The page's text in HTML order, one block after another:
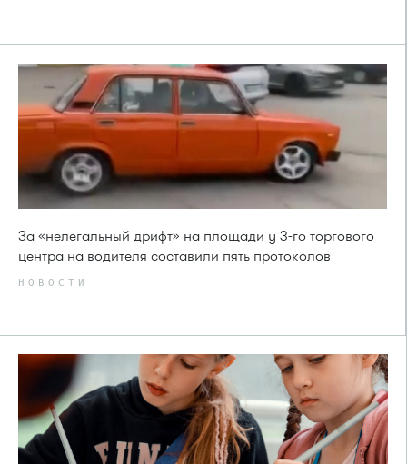
За «нелегальный дрифт» на площади у 3-го торгового
центра на водителя составили пять протоколов
НОВОСТИ